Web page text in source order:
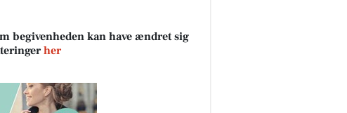
begivenheden kan have ændret sig
her